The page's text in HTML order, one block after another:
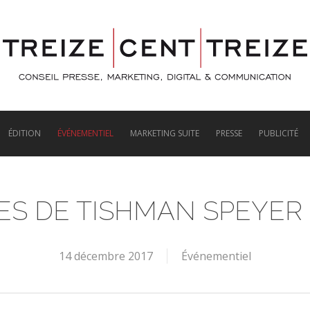
ÉDITION ÉVÉNEMENTIEL MARKETING SUITE PRESSE PUBLICITÉ
DE TISHMAN
14 décembre 2017 Événementiel